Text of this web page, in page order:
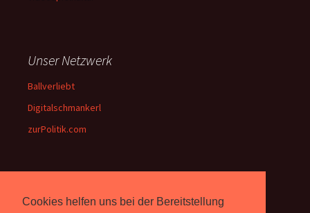
Cookies helfen uns bei der Bereitstellung
Unser Netzwerk
Ballverliebt
Digitalschmankerl
zurPolitik.com
Über Uns